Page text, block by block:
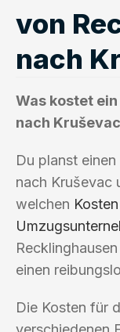
von
nach
Was kostet
nach
Du planst
nach Kruševac
welchen Kosten
einen
Die Kosten für